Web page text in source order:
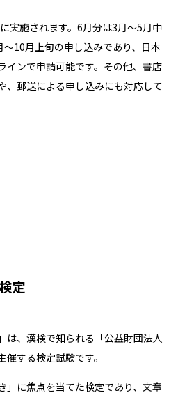
実施されます。6月分は3月～5月中
10月上旬の申し込みであり、日本
インで申請可能です。その他、書店
、郵送による申し込みにも対応して
定
」は、漢検で知られる「公益財団法人
する検定試験です。
」に焦点を当てた検定であり、文章